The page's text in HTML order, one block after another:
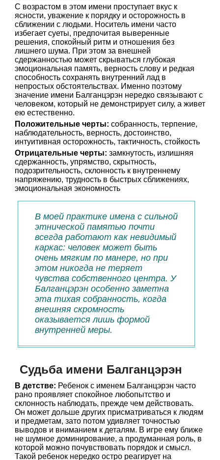
С возрастом в этом имени проступает вкус к
ясности, уважение к порядку и осторожность в
сближении с людьми. Носитель имени часто
избегает суеты, предпочитая выверенные
решения, спокойный ритм и отношения без
лишнего шума. При этом за внешней
сдержанностью может скрываться глубокая
эмоциональная память, верность слову и редкая
способность сохранять внутренний лад в
непростых обстоятельствах. Именно поэтому
значение имени Балганцэрэн нередко связывают с
человеком, который не демонстрирует силу, а живет
ею естественно.
Положительные черты: собранность, терпение,
наблюдательность, верность, достоинство,
интуитивная осторожность, тактичность, стойкость
Отрицательные черты: замкнутость, излишняя
сдержанность, упрямство, скрытность,
подозрительность, склонность к внутреннему
напряжению, трудность в быстрых сближениях,
эмоциональная экономность
В моей практике имена с сильной
этнической памятью почти
всегда работают как невидимый
каркас: человек может быть
очень мягким по манере, но при
этом никогда не теряет
чувства собственного центра. У
Балганцэрэн особенно заметна
эта тихая собранность, когда
внешняя скромность
оказывается лишь формой
внутренней меры.
Судьба имени Балганцэрэн
В детстве: Ребенок с именем Балганцэрэн часто
рано проявляет спокойное любопытство и
склонность наблюдать, прежде чем действовать.
Он может дольше других присматриваться к людям
и предметам, зато потом удивляет точностью
выводов и вниманием к деталям. В игре ему ближе
не шумное доминирование, а продуманная роль, в
которой можно почувствовать порядок и смысл.
Такой ребенок нередко остро реагирует на